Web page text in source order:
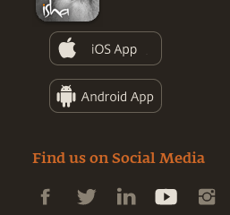
Find us on Social Media